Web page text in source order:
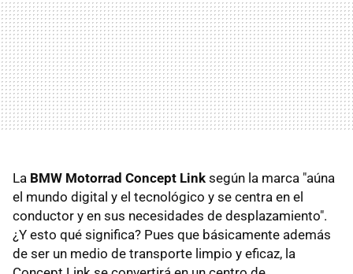
La BMW Motorrad Concept Link según la marca "aúna
el mundo digital y el tecnológico y se centra en el
conductor y en sus necesidades de desplazamiento".
¿Y esto qué significa? Pues que básicamente además
de ser un medio de transporte limpio y eficaz, la